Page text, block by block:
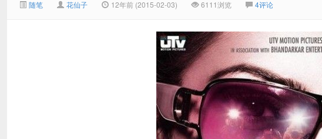
随笔 花仙子 12年前 (2015-02-03) 6111浏览 4评论